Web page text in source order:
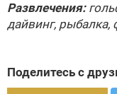
Развлечения:
дайвинг, рыбалка,
Поделитесь с